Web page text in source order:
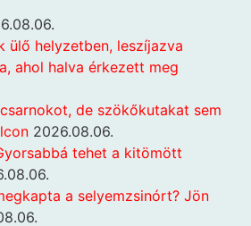
ülő helyzetben, leszíjazva
ahol halva érkezett meg
de szökőkutakat sem
2026.08.06.
tehet a kitömött
a selyemzsinórt? Jön